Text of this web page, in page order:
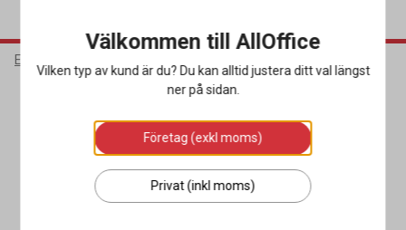
Elektronik
Miljöval
Välkommen till AllOffice
Vilken typ av kund är du? Du kan alltid justera ditt val längst
ner på sidan.
Företag (exkl moms)
Privat (inkl moms)